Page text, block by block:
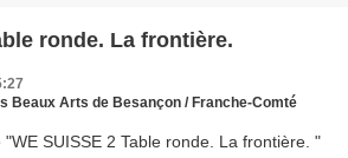
ronde. La frontière.
Beaux Arts de Besançon / Franche-Comté